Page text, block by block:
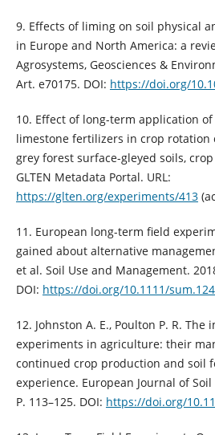
9. Effects of liming on soil physical
in Europe and North America: a
Agrosystems, Geosciences &
Art. e70175. DOI: https://doi.org/
10. Effect of long-term application
limestone fertilizers in crop
grey forest surface-gleyed soils,
GLTEN Metadata Portal. URL:
https://glten.org/experiments/413
11. European long-term field
gained about alternative
et al. Soil Use and Management.
DOI: https://doi.org/10.1111/
12. Johnston A. E., Poulton P. R.
experiments in agriculture: their
continued crop production and soil
experience. European Journal of Soil
P. 113–125. DOI: https://doi.org/